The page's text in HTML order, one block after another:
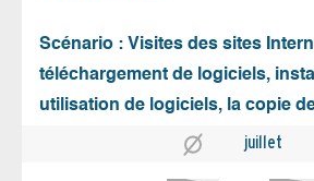
Scénario : Visites des sites
téléchargement de logiciels,
utilisation de logiciels, la copie
juillet